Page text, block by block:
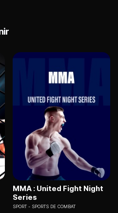
MMA : United Fight Night
Series
SPORT SPORTS DE COMBAT